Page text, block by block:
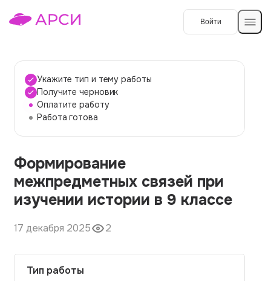
Войти
Темы работ
О сервисе
О компании
Наши гарантии
Вопросы и ответы
Контакты
Укажите тип и тему работы
Получите черновик
Оплатите работу
Работа готова
Формирование
межпредметных связей при
изучении истории в 9 классе
17 декабря 2025 2
Тип работы